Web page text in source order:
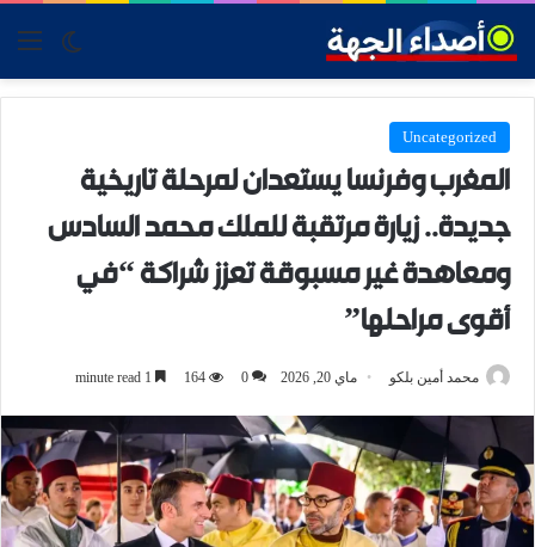
skin
Uncategorized
المغرب وفرنسا يستعدان لمرحلة تاريخية
جديدة.. زيارة مرتقبة للملك محمد السادس
ومعاهدة غير مسبوقة تعزز شراكة “في
أقوى مراحلها”
محمد أمين بلكو ماي 20, 2026 0
164